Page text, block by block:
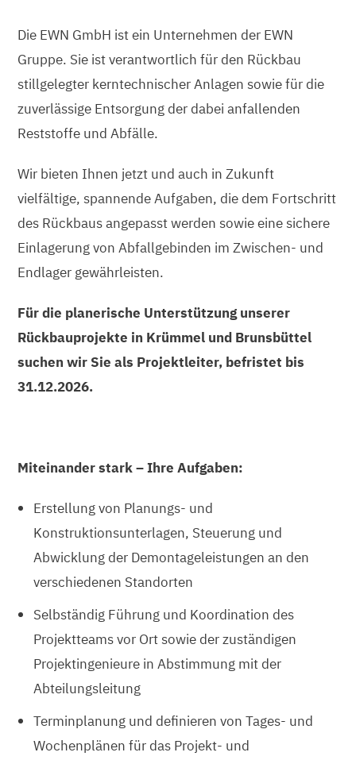
Die EWN GmbH ist ein Unternehmen der EWN
Gruppe. Sie ist verantwortlich für den Rückbau
stillgelegter kerntechnischer Anlagen sowie für die
zuverlässige Entsorgung der dabei anfallenden
Reststoffe und Abfälle.
Wir bieten Ihnen jetzt und auch in Zukunft
vielfältige, spannende Aufgaben, die dem Fortschritt
des Rückbaus angepasst werden sowie eine sichere
Einlagerung von Abfallgebinden im Zwischen- und
Endlager gewährleisten.
Für die planerische Unterstützung unserer
Rückbauprojekte in Krümmel und Brunsbüttel
suchen wir Sie als Projektleiter, befristet bis
31.12.2026.
Miteinander stark – Ihre Aufgaben:
Erstellung von Planungs- und
Konstruktionsunterlagen, Steuerung und
Abwicklung der Demontageleistungen an den
verschiedenen Standorten
Selbständig Führung und Koordination des
Projektteams vor Ort sowie der zuständigen
Projektingenieure in Abstimmung mit der
Abteilungsleitung
Terminplanung und definieren von Tages- und
Wochenplänen für das Projekt- und